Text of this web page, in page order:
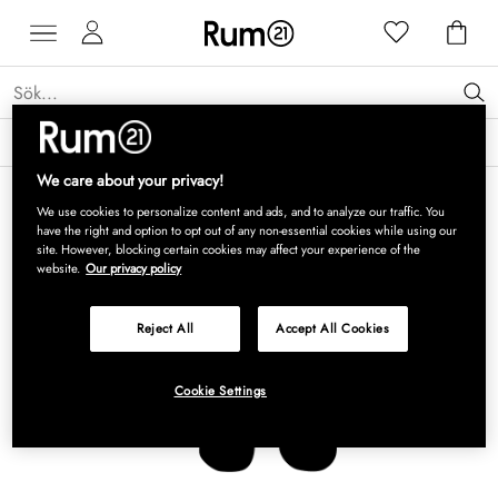
Få 15 % rabatt på Grythyttan Stålmöbler* →
We care about your privacy!
We use cookies to personalize content and ads, and to analyze our traffic. You
have the right and option to opt out of any non-essential cookies while using our
site. However, blocking certain cookies may affect your experience of the
website. Our privacy policy
Reject All Accept All Cookies
Cookie Settings